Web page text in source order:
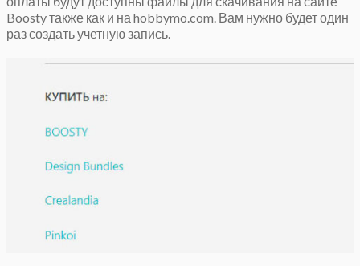
Boosty также как и на hobbymo.com. Вам нужно будет один
раз создать учетную запись.